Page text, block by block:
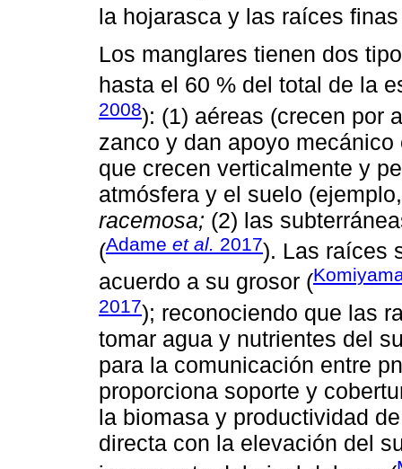
la hojarasca y las raíces
Los manglares tienen dos
hasta el 60 % del total de la
2008): (1) aéreas (crecen por
zanco y dan apoyo
que crecen verticalmente y
atmósfera y el suelo
racemosa; (2) las
(Adame et al. 2017). Las raíces
acuerdo a su grosor (
2017); reconociendo que las
tomar agua y nutrientes del
para la comunicación entre
proporciona soporte y
la biomasa y productividad
directa con la elevación del